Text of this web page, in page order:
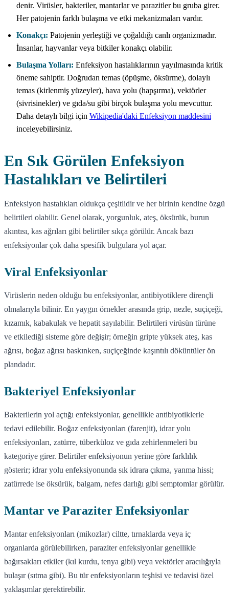
denir. Virüsler, bakteriler, mantarlar ve parazitler bu gruba girer.
Her patojenin farklı bulaşma ve etki mekanizmaları vardır.
Konakçı: Patojenin yerleştiği ve çoğaldığı canlı organizmadır.
İnsanlar, hayvanlar veya bitkiler konakçı olabilir.
Bulaşma Yolları: Enfeksiyon hastalıklarının yayılmasında kritik
öneme sahiptir. Doğrudan temas (öpüşme, öksürme), dolaylı
temas (kirlenmiş yüzeyler), hava yolu (hapşırma), vektörler
(sivrisinekler) ve gıda/su gibi birçok bulaşma yolu mevcuttur.
Daha detaylı bilgi için Wikipedia'daki Enfeksiyon maddesini
inceleyebilirsiniz.
En Sık Görülen Enfeksiyon
Hastalıkları ve Belirtileri
Enfeksiyon hastalıkları oldukça çeşitlidir ve her birinin kendine özgü
belirtileri olabilir. Genel olarak, yorgunluk, ateş, öksürük, burun
akıntısı, kas ağrıları gibi belirtiler sıkça görülür. Ancak bazı
enfeksiyonlar çok daha spesifik bulgulara yol açar.
Viral Enfeksiyonlar
Virüslerin neden olduğu bu enfeksiyonlar, antibiyotiklere dirençli
olmalarıyla bilinir. En yaygın örnekler arasında grip, nezle, suçiçeği,
kızamık, kabakulak ve hepatit sayılabilir. Belirtileri virüsün türüne
ve etkilediği sisteme göre değişir; örneğin gripte yüksek ateş, kas
ağrısı, boğaz ağrısı baskınken, suçiçeğinde kaşıntılı döküntüler ön
plandadır.
Bakteriyel Enfeksiyonlar
Bakterilerin yol açtığı enfeksiyonlar, genellikle antibiyotiklerle
tedavi edilebilir. Boğaz enfeksiyonları (farenjit), idrar yolu
enfeksiyonları, zatürre, tüberküloz ve gıda zehirlenmeleri bu
kategoriye girer. Belirtiler enfeksiyonun yerine göre farklılık
gösterir; idrar yolu enfeksiyonunda sık idrara çıkma, yanma hissi;
zatürrede ise öksürük, balgam, nefes darlığı gibi semptomlar görülür.
Mantar ve Paraziter Enfeksiyonlar
Mantar enfeksiyonları (mikozlar) ciltte, tırnaklarda veya iç
organlarda görülebilirken, paraziter enfeksiyonlar genellikle
bağırsakları etkiler (kıl kurdu, tenya gibi) veya vektörler aracılığıyla
bulaşır (sıtma gibi). Bu tür enfeksiyonların teşhisi ve tedavisi özel
yaklaşımlar gerektirebilir.